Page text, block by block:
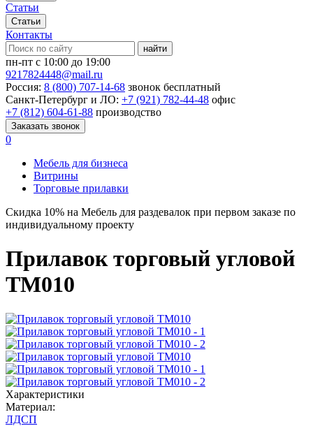
Статьи
Статьи
Контакты
найти
пн-пт с 10:00 до 19:00
9217824448@mail.ru
Россия: 8 (800) 707-14-68 звонок бесплатный
Санкт-Петербург и ЛО: +7 (921) 782-44-48 офис
+7 (812) 604-61-88 производство
Заказать звонок
0
Мебель для бизнеса
Витрины
Торговые прилавки
Скидка 10% на Мебель для раздевалок при первом заказе по
индивидуальному проекту
Прилавок торговый угловой
ТМ010
Характеристики
Материал:
ЛДСП